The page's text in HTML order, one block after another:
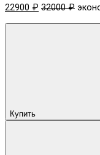
22900 ₽ 32000 ₽
Купить